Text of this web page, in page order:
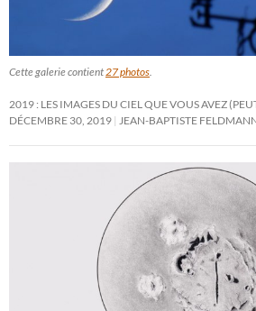
Cette galerie contient27 photos.
2019 : LES IMAGES DU CIEL QUE VOUS AVEZ
DÉCEMBRE 30, 2019 JEAN-BAPTISTE